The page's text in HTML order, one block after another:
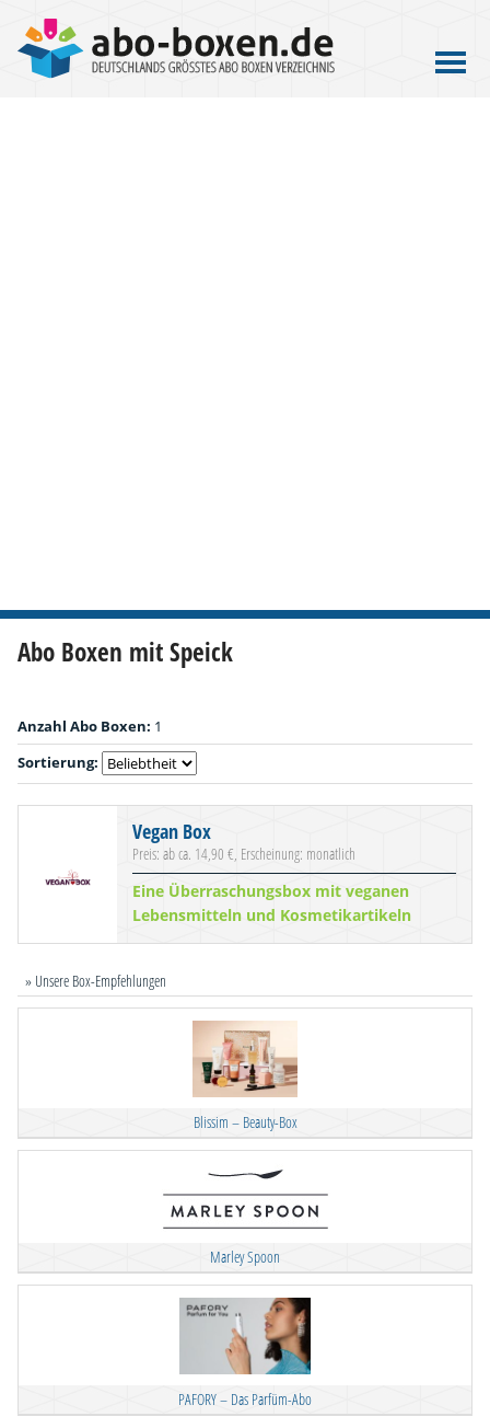
Abo Boxen mit Speick
Anzahl Abo Boxen: 1
Sortierung:
Vegan Box
Preis: ab ca. 14,90 €, Erscheinung: monatlich
Eine Überraschungsbox mit veganen
Lebensmitteln und Kosmetikartikeln
» Unsere Box-Empfehlungen
Blissim – Beauty-Box
Marley Spoon
PAFORY – Das Parfüm-Abo